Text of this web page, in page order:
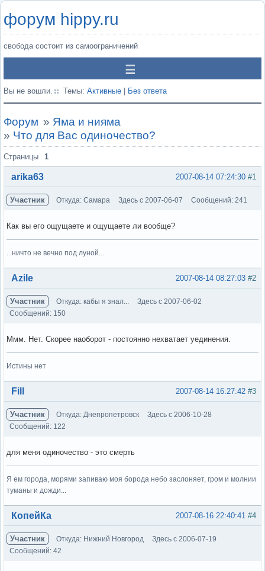
форум hippy.ru
свобода состоит из самоограничений
Вы не вошли. Темы: Активные Без ответа
Форум » Яма и нияма
» Что для Вас одиночество?
Страницы 1
#1
2007-08-14 07:24:30
arika63
Участник Откуда: Самара Здесь с 2007-06-07 Сообщений: 241
Как вы его ощущаете и ощущаете ли вообще?
...ничто не вечно под луной...
Вне форума #2
2007-08-14 08:27:03
Azile
Участник Откуда: кабы я знал...
Здесь с 2007-06-02
Сообщений: 150
Ммм. Нет. Скорее наоборот - постоянно нехватает уединения.
Истины нет
Вне форума #3
2007-08-14 16:27:42
Fill
Участник Откуда: Днепропетровск
Здесь с 2006-10-28
Сообщений: 122
для меня одиночество - это смерть
Я ем города, морями запиваю моя борода небо заслоняет, гром и молнии
туманы и дожди...
Вне форума #4
2007-08-16 22:40:41
КопейКа
Участник Откуда: Нижний Новгород
Здесь с 2006-07-19
Сообщений: 42